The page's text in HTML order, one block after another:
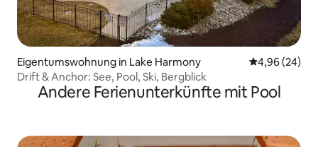
Eigentumswohnung in Lake Harmony
4,96 (24)
Drift & Anchor: See, Pool, Ski, Bergblick
Andere Ferienunterkünfte mit Pool